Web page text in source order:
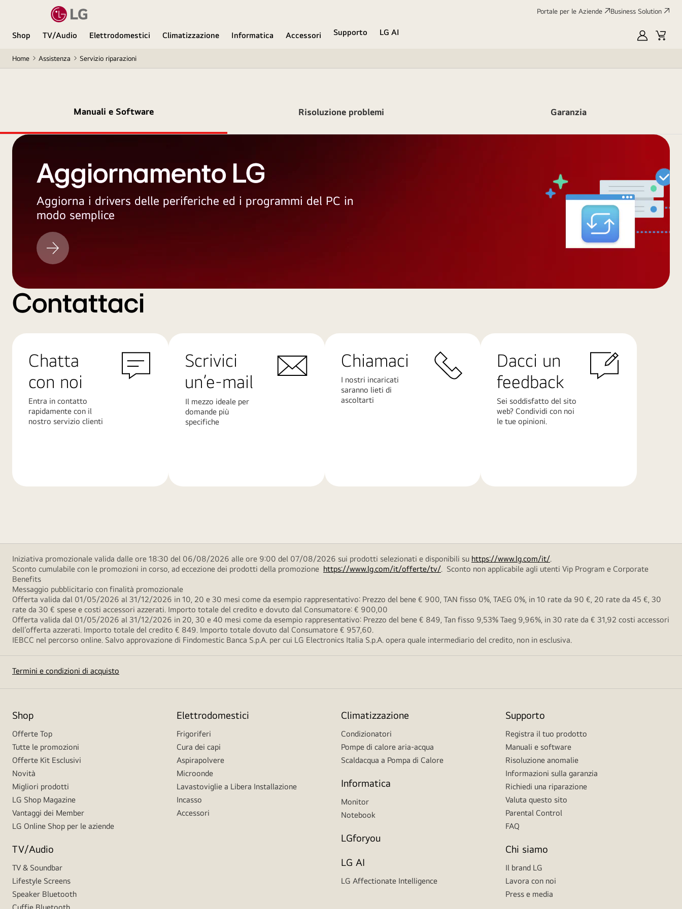
Portale per le Aziende Business Solution
Shop TV/Audio Elettrodomestici Climatizzazione Informatica Accessori Supporto
LG AI
My
Cart
Home Assistenza Servizio riparazioni
Manuali e Software Risoluzione problemi Garanzia
Aggiornamento LG
Aggiorna i drivers delle periferiche ed i programmi del PC in
modo semplice
Aggiornamento
LG
Contattaci
Chatta
con noi
Entra in contatto
rapidamente con il
nostro servizio clienti
Scrivici
un’e-mail
Il mezzo ideale per
domande più
specifiche
Chiamaci
I nostri incaricati
saranno lieti di
ascoltarti
Dacci un
feedback
Sei soddisfatto del sito
web? Condividi con noi
le tue opinioni.
Iniziativa promozionale valida dalle ore 18:30 del 06/08/2026 alle ore 9:00 del 07/08/2026 sui prodotti selezionati e disponibili su https://www.lg.com/it/.
Sconto cumulabile con le promozioni in corso, ad eccezione dei prodotti della promozione https://www.lg.com/it/offerte/tv/. Sconto non applicabile agli utenti Vip Program e Corporate
Benefits
Messaggio pubblicitario con finalità promozionale
Offerta valida dal 01/05/2026 al 31/12/2026 in 10, 20 e 30 mesi come da esempio rappresentativo: Prezzo del bene € 900, TAN fisso 0%, TAEG 0%, in 10 rate da 90 €, 20 rate da 45 €, 30
rate da 30 € spese e costi accessori azzerati. Importo totale del credito e dovuto dal Consumatore: € 900,00
Offerta valida dal 01/05/2026 al 31/12/2026 in 20, 30 e 40 mesi come da esempio rappresentativo: Prezzo del bene € 849, Tan fisso 9,53% Taeg 9,96%, in 30 rate da € 31,92 costi accessori
dell’offerta azzerati. Importo totale del credito € 849. Importo totale dovuto dal Consumatore € 957,60.
IEBCC nel percorso online. Salvo approvazione di Findomestic Banca S.p.A. per cui LG Electronics Italia S.p.A. opera quale intermediario del credito, non in esclusiva.
Termini e condizioni di acquisto
Shop
Offerte Top
Tutte le promozioni
Offerte Kit Esclusivi
Novità
Migliori prodotti
LG Shop Magazine
Vantaggi dei Member
LG Online Shop per le aziende
TV/Audio
TV & Soundbar
Lifestyle Screens
Speaker Bluetooth
Elettrodomestici
Frigoriferi
Cura dei capi
Aspirapolvere
Microonde
Lavastoviglie a Libera Installazione
Incasso
Accessori
Climatizzazione
Condizionatori
Pompe di calore aria-acqua
Scaldacqua a Pompa di Calore
Informatica
Monitor
Notebook
LGforyou
LG AI
LG Affectionate Intelligence
Supporto
Registra il tuo prodotto
Manuali e software
Risoluzione anomalie
Informazioni sulla garanzia
Richiedi una riparazione
Valuta questo sito
Parental Control
FAQ
Chi siamo
Il brand LG
Lavora con noi
Press e media